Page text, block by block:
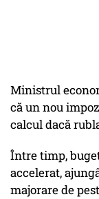
Ministrul
că un nou
calcul dacă
Între timp,
accelerat,
majorare de